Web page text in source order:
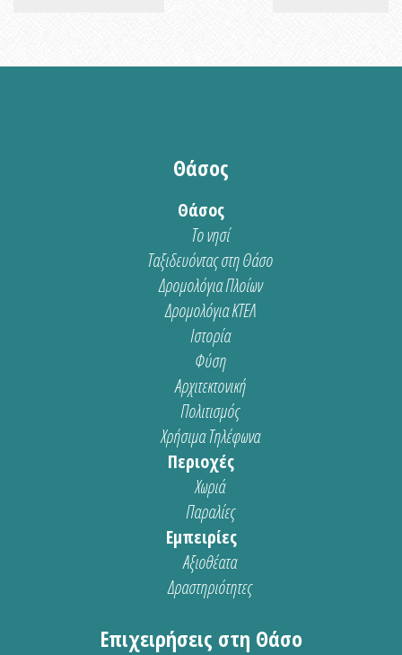
Θάσος
Θάσος
Το νησί
Ταξιδευόντας στη Θάσο
Δρομολόγια Πλοίων
Δρομολόγια ΚΤΕΛ
Ιστορία
Φύση
Αρχιτεκτονική
Πολιτισμός
Χρήσιμα Τηλέφωνα
Περιοχές
Χωριά
Παραλίες
Εμπειρίες
Αξιοθέατα
Δραστηριότητες
Επιχειρήσεις στη Θάσο